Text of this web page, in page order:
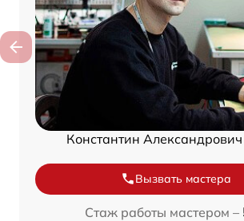
Константин
Вызвать мастера
Стаж работы мастером –